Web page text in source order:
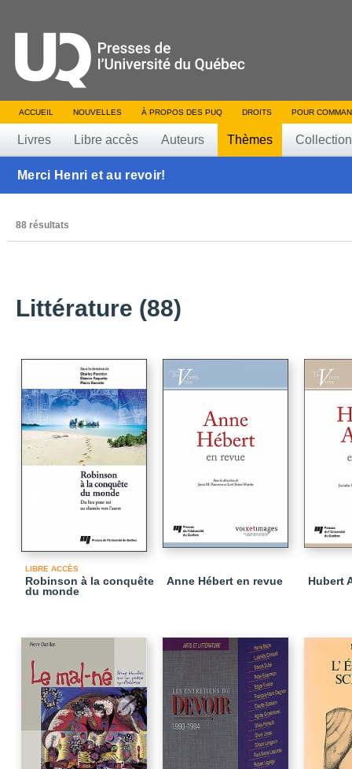
ACCUEIL NOUVELLES À PROPOS DES PUQ DROITS POUR
Livres Libre accès Auteurs Thèmes
Merci Henri et au revoir!
88 résultats
Littérature (88)
LIBRE ACCÈS
Robinson à la conquête
du monde
Anne Hébert en revue Hubert